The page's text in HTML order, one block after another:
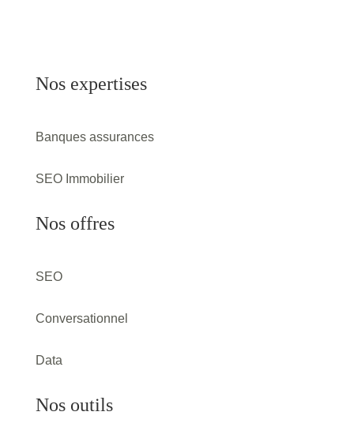
Nos expertises
Banques assurances
SEO Immobilier
Nos offres
SEO
Conversationnel
Data
Nos outils